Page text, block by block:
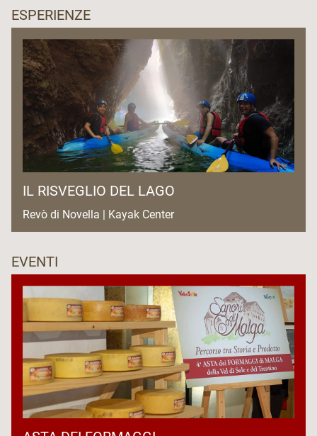
ESPERIENZE
IL RISVEGLIO DEL LAGO
Revò di Novella | Kayak Center
EVENTI